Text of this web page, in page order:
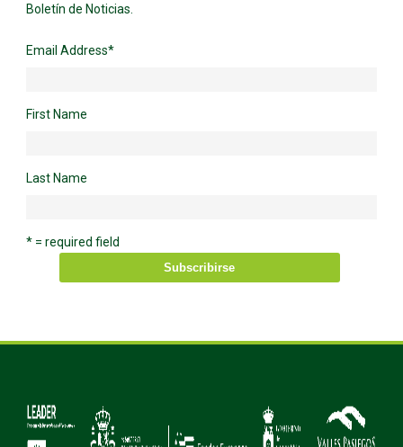
Boletín de Noticias.
Email Address*
First Name
Last Name
* = required field